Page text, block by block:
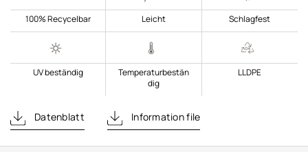
100% Recycelbar Leicht Schlagfest
UV beständig
Temperaturbestän
dig
LLDPE
Datenblatt Information file